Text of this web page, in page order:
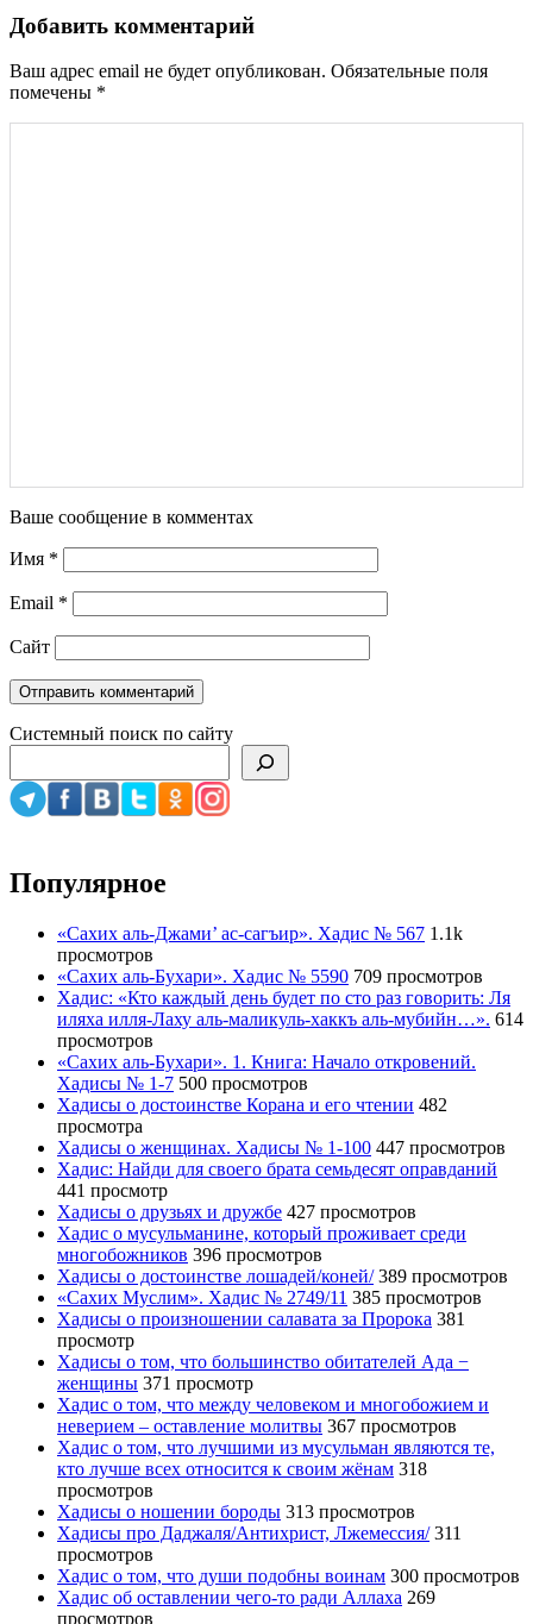
Добавить комментарий
Ваш адрес email не будет опубликован. Обязательные поля
помечены *
Ваше сообщение в комментах
Имя *
Email *
Сайт
Системный поиск по сайту
Популярное
«Сахих аль-Джами’ ас-сагъир». Хадис № 567 1.1k
просмотров
«Сахих аль-Бухари». Хадис № 5590 709 просмотров
Хадис: «Кто каждый день будет по сто раз говорить: Ля
иляха илля-Лаху аль-маликуль-хаккъ аль-мубийн…». 614
просмотров
«Сахих аль-Бухари». 1. Книга: Начало откровений.
Хадисы № 1-7 500 просмотров
Хадисы о достоинстве Корана и его чтении 482
просмотра
Хадисы о женщинах. Хадисы № 1-100 447 просмотров
Хадис: Найди для своего брата семьдесят оправданий
441 просмотр
Хадисы о друзьях и дружбе 427 просмотров
Хадис о мусульманине, который проживает среди
многобожников 396 просмотров
Хадисы о достоинстве лошадей/коней/ 389 просмотров
«Сахих Муслим». Хадис № 2749/11 385 просмотров
Хадисы о произношении салавата за Пророка 381
просмотр
Хадисы о том, что большинство обитателей Ада −
женщины 371 просмотр
Хадис о том, что между человеком и многобожием и
неверием – оставление молитвы 367 просмотров
Хадис о том, что лучшими из мусульман являются те,
кто лучше всех относится к своим жёнам 318
просмотров
Хадисы о ношении бороды 313 просмотров
Хадисы про Даджаля/Антихрист, Лжемессия/ 311
просмотров
Хадис о том, что души подобны воинам 300 просмотров
Хадис об оставлении чего-то ради Аллаха 269
просмотров